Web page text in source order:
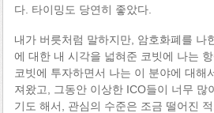
다. 타이밍도 당연히 좋았다.
내가 버릇처럼 말하지만, 암호화폐를 나
에 대한 내 시각을 넓혀준 코빗에 나는
코빗에 투자하면서 나는 이 분야에 대해
져왔고, 그동안 이상한 ICO들이 너무 많
기도 해서, 관심의 수준은 조금 떨어진